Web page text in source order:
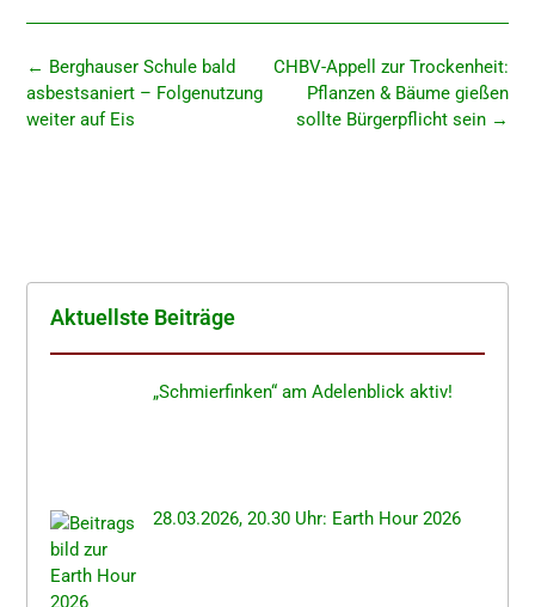
CHBV-Appell zur Trocken­heit:
Pflan­zen & Bäume gießen
sollte Bürger­pflicht sein →
← Berghau­ser Schule bald
asbest­sa­niert – Folge­nut­zung
weiter auf Eis
Aktuells­te Beiträge
„Schmier­fin­ken“ am Adelen­blick aktiv!
28.03.2026, 20.30 Uhr: Earth Hour 2026